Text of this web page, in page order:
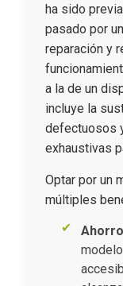
ha sido
pasado por
reparación y
a la de un
incluye la
defectuosos
exhaustivas
Optar por un
múltiples